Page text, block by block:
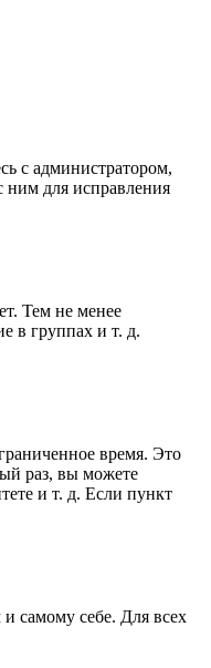
с администратором,
ним для исправления
Тем не менее
в группах и т. д.
время. Это
раз, вы можете
и т. д. Если пункт
самому себе. Для всех